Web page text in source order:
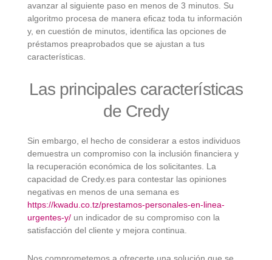
avanzar al siguiente paso en menos de 3 minutos. Su
algoritmo procesa de manera eficaz toda tu información
y, en cuestión de minutos, identifica las opciones de
préstamos preaprobados que se ajustan a tus
características.
Las principales características
de Credy
Sin embargo, el hecho de considerar a estos individuos
demuestra un compromiso con la inclusión financiera y
la recuperación económica de los solicitantes. La
capacidad de Credy.es para contestar las opiniones
negativas en menos de una semana es
https://kwadu.co.tz/prestamos-personales-en-linea-
urgentes-y/ un indicador de su compromiso con la
satisfacción del cliente y mejora continua.